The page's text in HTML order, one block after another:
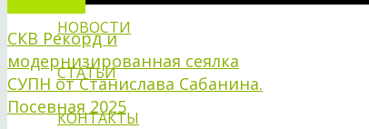
НОВОСТИ
СТАТЬИ
КОНТАКТЫ
СКВ Рекорд и
модернизированная сеялка
СУПН от Станислава Сабанина.
Посевная 2025